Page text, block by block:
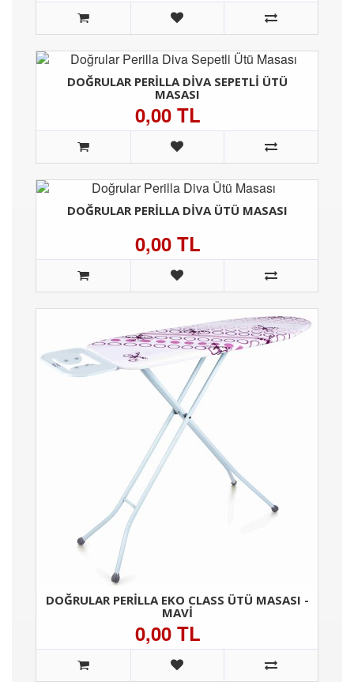
DOĞRULAR PERILLA DIVA SEPETLI ÜTÜ
MASASI
0,00 TL
DOĞRULAR PERILLA DIVA ÜTÜ MASASI
0,00 TL
DOĞRULAR PERILLA EKO CLASS ÜTÜ MASASI -
MAVI
0,00 TL